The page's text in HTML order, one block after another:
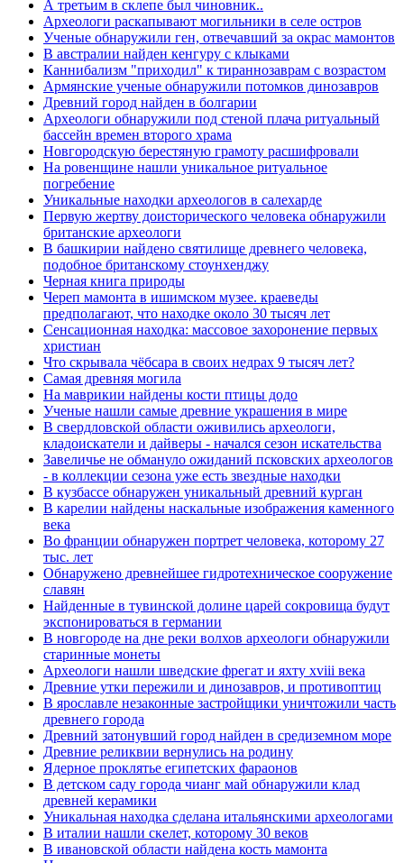
А третьим в склепе был чиновник..
Археологи раскапывают могильники в селе остров
Ученые обнаружили ген, отвечавший за окрас мамонтов
В австралии найден кенгуру с клыками
Каннибализм "приходил" к тираннозаврам с возрастом
Армянские ученые обнаружили потомков динозавров
Древний город найден в болгарии
Археологи обнаружили под стеной плача ритуальный
бассейн времен второго храма
Новгородскую берестяную грамоту расшифровали
На ровенщине нашли уникальное ритуальное
погребение
Уникальные находки археологов в салехарде
Первую жертву доисторического человека обнаружили
британские археологи
В башкирии найдено святилище древнего человека,
подобное британскому стоунхенджу
Черная книга природы
Череп мамонта в ишимском музее. краеведы
предполагают, что находке около 30 тысяч лет
Сенсационная находка: массовое захоронение первых
христиан
Что скрывала чёбсара в своих недрах 9 тысяч лет?
Самая древняя могила
На маврикии найдены кости птицы додо
Ученые нашли самые древние украшения в мире
В свердловской области оживились археологи,
кладоискатели и дайверы - начался сезон искательства
Завеличье не обмануло ожиданий псковских археологов
- в коллекции сезона уже есть звездные находки
В кузбассе обнаружен уникальный древний курган
В карелии найдены наскальные изображения каменного
века
Во франции обнаружен портрет человека, которому 27
тыс. лет
Обнаружено древнейшее гидротехническое сооружение
славян
Найденные в тувинской долине царей сокровища будут
экспонироваться в германии
В новгороде на дне реки волхов археологи обнаружили
старинные монеты
Археологи нашли шведские фрегат и яхту xviii века
Древние утки пережили и динозавров, и противоптиц
В ярославле незаконные застройщики уничтожили часть
древнего города
Древний затонувший город найден в средиземном море
Древние реликвии вернулись на родину
Ядерное проклятье египетских фараонов
В детском саду города чианг май обнаружили клад
древней керамики
Уникальная находка сделана итальянскими археологами
В италии нашли скелет, которому 30 веков
В ивановской области найдена кость мамонта